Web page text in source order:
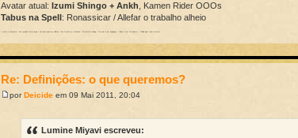
Avatar atual: Izumi Shingo + Ankh
, Kamen Rider OOOs
Tabus na Spell : Ronassicar / Allefar o trabalho alheio
Re: Definições: o que queremos?
porDeicide em 09 Mai 2011, 20:04
Lumine Miyavi escreveu: